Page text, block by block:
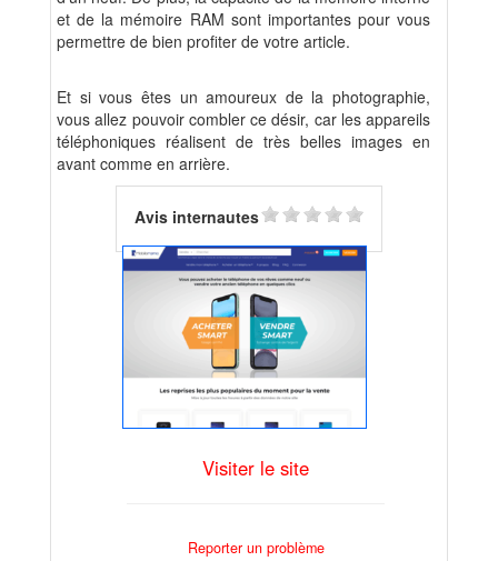
et de la mémoire RAM sont importantes pour vous
permettre de bien profiter de votre article.
Et si vous êtes un amoureux de la photographie,
vous allez pouvoir combler ce désir, car les appareils
téléphoniques réalisent de très belles images en
avant comme en arrière.
Avis internautes
Visiter le site
Reporter un problème